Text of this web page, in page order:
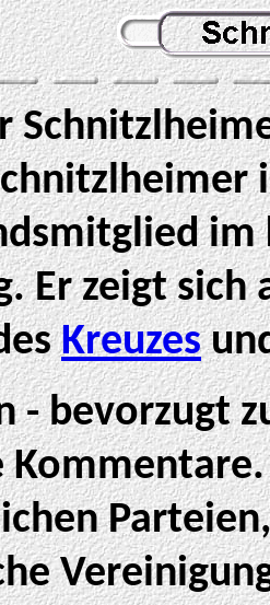
Er zeigt
Kreuzes
- bevorzugt